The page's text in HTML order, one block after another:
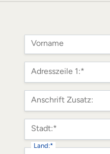
Name:
Vorname
Rechnungsadresse
Adresszeile 1:*
Anschrift Zusatz:
Stadt:*
Land:*